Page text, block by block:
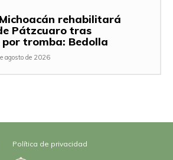
rehabilitará
Pátzcuaro tras
tromba: Bedolla
agosto de 2026
Política de privacidad